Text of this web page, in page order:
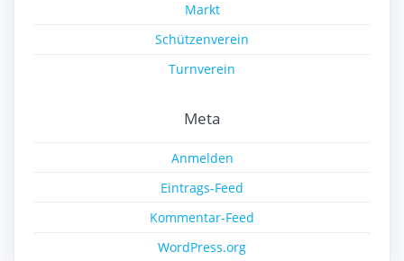
Markt
Schützenverein
Turnverein
Meta
Anmelden
Eintrags-Feed
Kommentar-Feed
WordPress.org